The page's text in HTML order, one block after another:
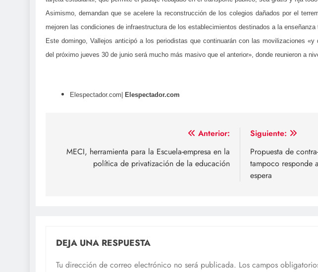
Asimismo, demandan que se acelere la reconstrucción de los colegios dañados por el
mejoren las condiciones de infraestructura de los establecimientos destinados a la enseñanza
Este domingo, Vallejos anticipó a los periodistas que continuarán con las movilizaciones
del próximo jueves 30 de junio será mucho más masivo que el anterior», donde reunieron a
Elespectador.com| Elespectador.com
de
entradas
Anterior:
MECI, herramienta para la Escuela-empresa en la
política de privatización de la educación
Siguiente:
Propuesta de
tampoco responde
espera
DEJA UNA RESPUESTA
Tu dirección de correo electrónico no será publicada. Los campos